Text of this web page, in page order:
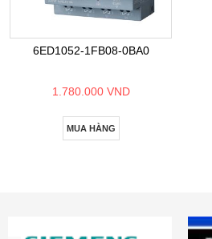
6ED1052-1FB08-0BA0
1.780.000 VND
MUA HÀNG